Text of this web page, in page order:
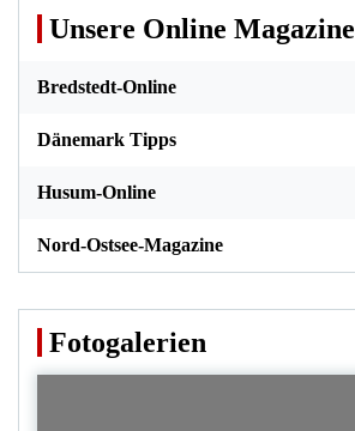
Unsere Online Magazine
Bredstedt-Online
Dänemark Tipps
Husum-Online
Nord-Ostsee-Magazine
Fotogalerien